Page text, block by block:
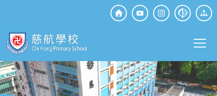
Top
Social